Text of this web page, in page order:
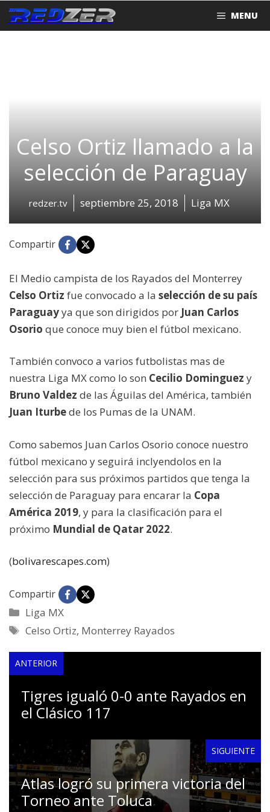
Saltar
al
MENU
Celso Ortiz llamado a la
selección de Paraguay
redzer.tv septiembre 25, 2018 Liga MX
Compartir
El Medio campista de los Rayados del Monterrey
Celso Ortiz fue convocado a la selección de su país
Paraguayya que son dirigidos por Juan Carlos
Osorio que conoce muy bien el fútbol mexicano.
Tam‪bién convoco a varios futbolistas mas de
nuestra Liga MX como lo son Cecilio Dominguez y
Bruno Valdez de las Águilas del América, también
Juan Iturbede los Pumas de la UNAM.
Como sabemos Juan Carlos Osorio conoce nuestro
fútbol mexicano y seguirá inclyendolos en la
selección para sus próximos partidos que tenga la
selección de Paraguay para encarar la Copa
América 2019, y para la clasificación para el
próximo Mundial de Qatar 2022.
(bolivarescapes.com)
Compartir
Categorías
Liga MX
Etiquetas
Celso Ortiz, Monterrey Rayados
ANTERIOR
Tigres igualó 0-0 ante Rayados en
el Clásico 117
SIGUIENTE
Atlas logró su primera victoria del
Torneo ante Toluca